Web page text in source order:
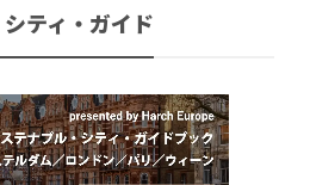
ティ・ガイド